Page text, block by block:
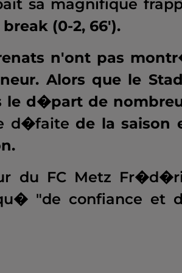
sa magnifique
(0-2, 66').
n'ont pas
Alors que le
le d�part de
d�faite de la saison
du FC Metz
"de confiance et